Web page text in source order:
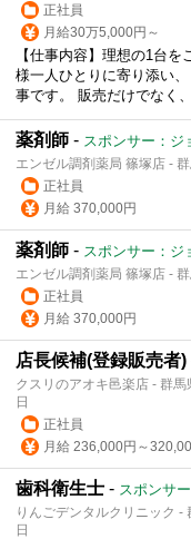
正社員
月給30万5,000円～
【仕事内容】理想の1台
様一人ひとりに寄り添い
事です。 販売だけでなく
薬剤師 - スポンサー：ジ
エンゼル調剤薬局 篠塚店 -
正社員
月給 370,000円
薬剤師 - スポンサー：ジ
エンゼル調剤薬局 篠塚店 -
正社員
月給 370,000円
店長候補(登録販売者)
クスリのアオキ邑楽店 - 群
日
正社員
月給 236,000円～
歯科衛生士 - スポンサ
りんごデンタルクリニック -
日